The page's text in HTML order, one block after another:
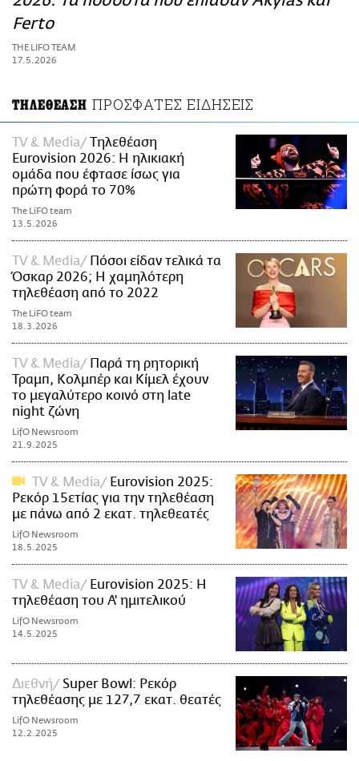
ΑΜΠΑ
PRINT
Ferto
THE LIFO TEAM
17.5.2026
ΤΗΛΕΘΕΑΣΗ ΠΡΟΣΦΑΤΕΣ ΕΙΔΗΣΕΙΣ
TV & Media
Τηλεθέαση
Eurovision 2026: Η ηλικιακή
ομάδα που έφτασε ίσως για
πρώτη φορά το 70%
The LiFO team
13.5.2026
TV & Media
Πόσοι είδαν τελικά τα
Όσκαρ 2026; Η χαμηλότερη
τηλεθέαση από το 2022
The LiFO team
18.3.2026
TV & Media
Παρά τη ρητορική
Τραμπ, Κολμπέρ και Κίμελ έχουν
το μεγαλύτερο κοινό στη late
night ζώνη
LifO Newsroom
21.9.2025
TV & Media
Eurovision 2025:
Ρεκόρ 15ετίας για την τηλεθέαση
με πάνω από 2 εκατ. τηλεθεατές
LifO Newsroom
18.5.2025
TV & Media
Eurovision 2025: Η
τηλεθέαση του Α' ημιτελικού
LifO Newsroom
14.5.2025
Διεθνή
Super Bowl: Ρεκόρ
τηλεθέασης με 127,7 εκατ. θεατές
LifO Newsroom
12.2.2025